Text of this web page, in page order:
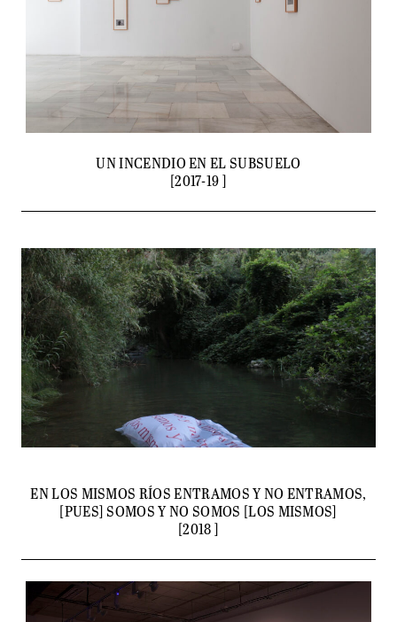
CONTACT
UN INCENDIO EN EL SUBSUELO
[2017-19 ]
EN LOS MISMOS RÍOS ENTRAMOS Y NO ENTRAMOS,
[PUES] SOMOS Y NO SOMOS [LOS MISMOS]
[2018 ]